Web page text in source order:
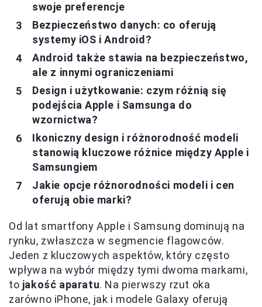
swoje preferencje
Bezpieczeństwo danych: co oferują
systemy iOS i Android?
Android także stawia na bezpieczeństwo,
ale z innymi ograniczeniami
Design i użytkowanie: czym różnią się
podejścia Apple i Samsunga do
wzornictwa?
Ikoniczny design i różnorodność modeli
stanowią kluczowe różnice między Apple i
Samsungiem
Jakie opcje różnorodności modeli i cen
oferują obie marki?
Od lat smartfony Apple i Samsung dominują na
rynku, zwłaszcza w segmencie flagowców.
Jeden z kluczowych aspektów, który często
wpływa na wybór między tymi dwoma markami,
to jakość aparatu. Na pierwszy rzut oka
zarówno iPhone, jak i modele Galaxy oferują